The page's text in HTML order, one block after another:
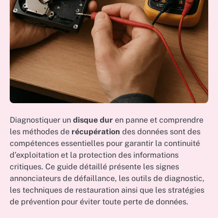
Diagnostiquer un disque dur en panne et comprendre
les méthodes de récupération des données sont des
compétences essentielles pour garantir la continuité
d’exploitation et la protection des informations
critiques. Ce guide détaillé présente les signes
annonciateurs de défaillance, les outils de diagnostic,
les techniques de restauration ainsi que les stratégies
de prévention pour éviter toute perte de données.